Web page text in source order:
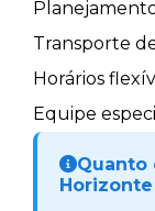
Transporte
Horários
Equipe
Quanto